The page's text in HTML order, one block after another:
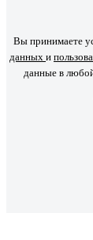
Вы принимаете
данных и
данные в